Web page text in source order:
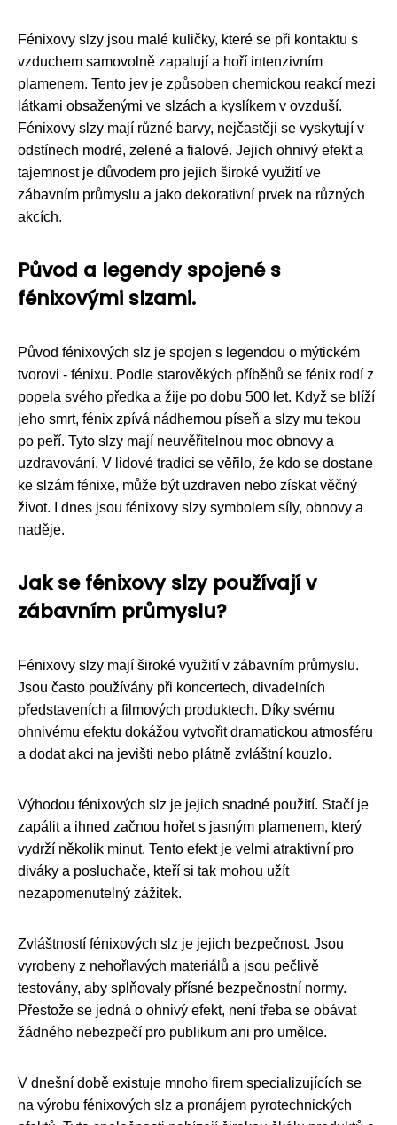
Fénixovy slzy jsou malé kuličky, které se při kontaktu s
vzduchem samovolně zapalují a hoří intenzivním
plamenem. Tento jev je způsoben chemickou reakcí mezi
látkami obsaženými ve slzách a kyslíkem v ovzduší.
Fénixovy slzy mají různé barvy, nejčastěji se vyskytují v
odstínech modré, zelené a fialové. Jejich ohnivý efekt a
tajemnost je důvodem pro jejich široké využití ve
zábavním průmyslu a jako dekorativní prvek na různých
akcích.
Původ a legendy spojené s
fénixovými slzami.
Původ fénixových slz je spojen s legendou o mýtickém
tvorovi - fénixu. Podle starověkých příběhů se fénix rodí z
popela svého předka a žije po dobu 500 let. Když se blíží
jeho smrt, fénix zpívá nádhernou píseň a slzy mu tekou
po peří. Tyto slzy mají neuvěřitelnou moc obnovy a
uzdravování. V lidové tradici se věřilo, že kdo se dostane
ke slzám fénixe, může být uzdraven nebo získat věčný
život. I dnes jsou fénixovy slzy symbolem síly, obnovy a
naděje.
Jak se fénixovy slzy používají v
zábavním průmyslu?
Fénixovy slzy mají široké využití v zábavním průmyslu.
Jsou často používány při koncertech, divadelních
představeních a filmových produktech. Díky svému
ohnivému efektu dokážou vytvořit dramatickou atmosféru
a dodat akci na jevišti nebo plátně zvláštní kouzlo.
Výhodou fénixových slz je jejich snadné použití. Stačí je
zapálit a ihned začnou hořet s jasným plamenem, který
vydrží několik minut. Tento efekt je velmi atraktivní pro
diváky a posluchače, kteří si tak mohou užít
nezapomenutelný zážitek.
Zvláštností fénixových slz je jejich bezpečnost. Jsou
vyrobeny z nehořlavých materiálů a jsou pečlivě
testovány, aby splňovaly přísné bezpečnostní normy.
Přestože se jedná o ohnivý efekt, není třeba se obávat
žádného nebezpečí pro publikum ani pro umělce.
V dnešní době existuje mnoho firem specializujících se
na výrobu fénixových slz a pronájem pyrotechnických